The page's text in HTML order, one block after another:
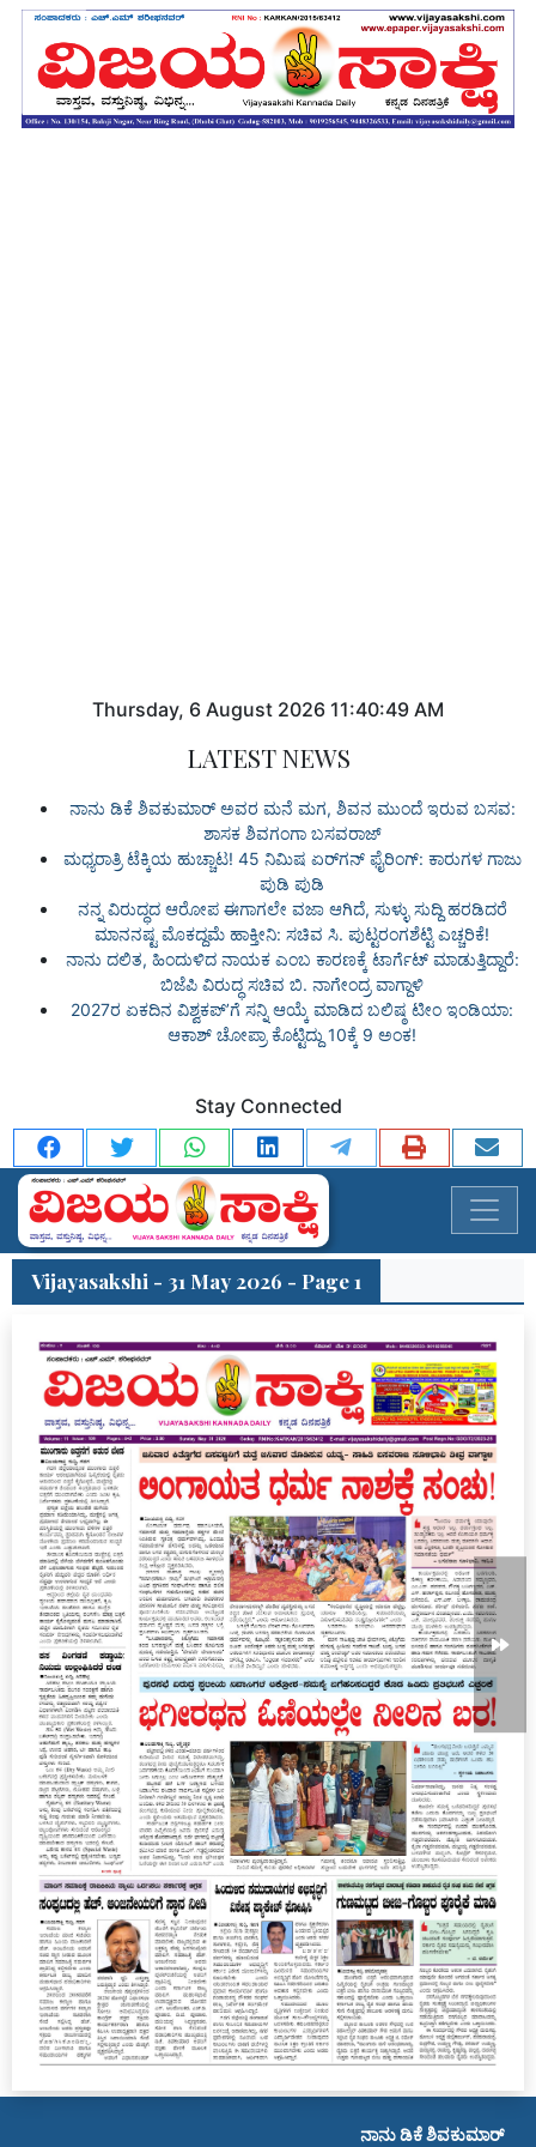
Thursday, 6 August 2026 11:40:49 AM
LATEST NEWS
ನಾನು ಡಿಕೆ ಶಿವಕುಮಾರ್ ಅವರ ಮನೆ ಮಗ, ಶಿವನ ಮುಂದೆ ಇರುವ ಬಸವ:
ಶಾಸಕ ಶಿವಗಂಗಾ ಬಸವರಾಜ್
ಮಧ್ಯರಾತ್ರಿ ಟೆಕ್ಕಿಯ ಹುಚ್ಚಾಟ! 45 ನಿಮಿಷ ಏರ್‌ಗನ್ ಫೈರಿಂಗ್: ಕಾರುಗಳ ಗಾಜು
ಪುಡಿ ಪುಡಿ
ನನ್ನ ವಿರುದ್ಧದ ಆರೋಪ ಈಗಾಗಲೇ ವಜಾ ಆಗಿದೆ, ಸುಳ್ಳು ಸುದ್ದಿ ಹರಡಿದರೆ
ಮಾನನಷ್ಟ ಮೊಕದ್ದಮೆ ಹಾಕ್ತೀನಿ: ಸಚಿವ ಸಿ. ಪುಟ್ಟರಂಗಶೆಟ್ಟಿ ಎಚ್ಚರಿಕೆ!
ನಾನು ದಲಿತ, ಹಿಂದುಳಿದ ನಾಯಕ ಎಂಬ ಕಾರಣಕ್ಕೆ ಟಾರ್ಗೆಟ್ ಮಾಡುತ್ತಿದ್ದಾರೆ:
ಬಿಜೆಪಿ ವಿರುದ್ಧ ಸಚಿವ ಬಿ. ನಾಗೇಂದ್ರ ವಾಗ್ದಾಳಿ
2027ರ ಏಕದಿನ ವಿಶ್ವಕಪ್ʼಗೆ ಸನ್ನಿ ಆಯ್ಕೆ ಮಾಡಿದ ಬಲಿಷ್ಠ ಟೀಂ ಇಂಡಿಯಾ:
ಆಕಾಶ್ ಚೋಪ್ರಾ ಕೊಟ್ಟಿದ್ದು 10ಕ್ಕೆ 9 ಅಂಕ!
Stay Connected
Vijayasakshi - 31 May 2026 - Page 1
ನಾನು ಡಿಕೆ ಶಿವಕುಮಾರ್